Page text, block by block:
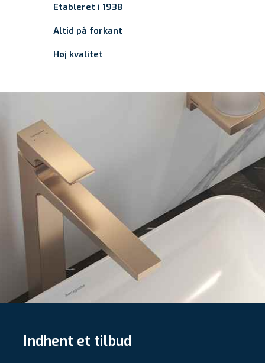
Etableret i 1938
Altid på forkant
Høj kvalitet
Indhent et tilbud